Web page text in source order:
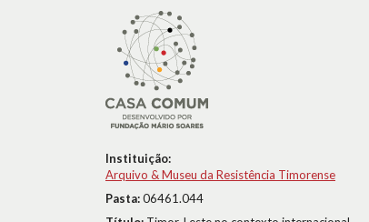
Instituição:
Arquivo & Museu da Resistência Timorense
Pasta:06461.044